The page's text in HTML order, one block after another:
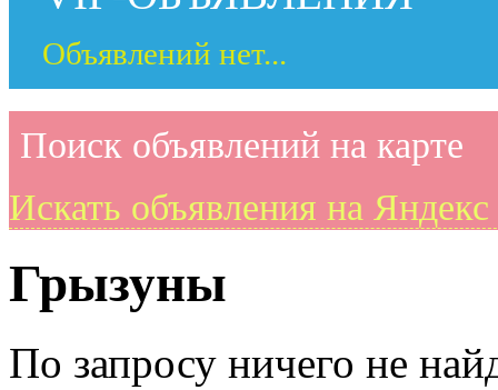
Объявлений нет...
Поиск объявлений на карте
Искать объявления на Яндекс
Грызуны
По запросу ничего не